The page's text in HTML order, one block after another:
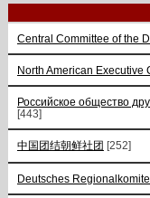
Central Committee of the
North American Executive
Российское общество
[443]
中国团结朝鲜社团 [252]
Deutsches